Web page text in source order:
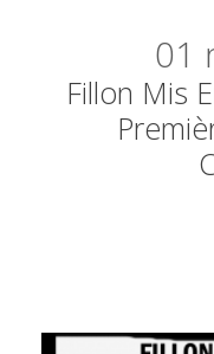
01
Fillon Mis